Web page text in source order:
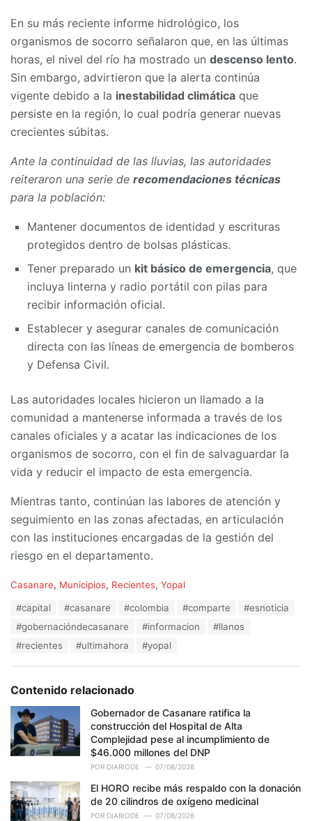
En su más reciente informe hidrológico, los
organismos de socorro señalaron que, en las últimas
horas, el nivel del río ha mostrado un descenso lento.
Sin embargo, advirtieron que la alerta continúa
vigente debido a la inestabilidad climática que
persiste en la región, lo cual podría generar nuevas
crecientes súbitas.
Ante la continuidad de las lluvias, las autoridades
reiteraron una serie de recomendaciones técnicas
para la población:
Mantener documentos de identidad y escrituras
protegidos dentro de bolsas plásticas.
Tener preparado un kit básico de emergencia, que
incluya linterna y radio portátil con pilas para
recibir información oficial.
Establecer y asegurar canales de comunicación
directa con las líneas de emergencia de bomberos
y Defensa Civil.
Las autoridades locales hicieron un llamado a la
comunidad a mantenerse informada a través de los
canales oficiales y a acatar las indicaciones de los
organismos de socorro, con el fin de salvaguardar la
vida y reducir el impacto de esta emergencia.
Mientras tanto, continúan las labores de atención y
seguimiento en las zonas afectadas, en articulación
con las instituciones encargadas de la gestión del
riesgo en el departamento.
C
e
s
:
Casanare, Municipios, Recientes, Yopal
#capital #casanare #colombia #comparte
#esnoticia
#gobernacióndecasanare
#informacion
#llanos
#recientes
#ultimahora #yopal
Contenido relacionado
Gobernador de Casanare ratifica la
construcción del Hospital de Alta
Complejidad pese al incumplimiento de
$46.000 millones del DNP
POR DIARIODE 07/08/2026
El HORO recibe más respaldo con la donación
de 20 cilindros de oxígeno medicinal
POR DIARIODE 07/08/2026